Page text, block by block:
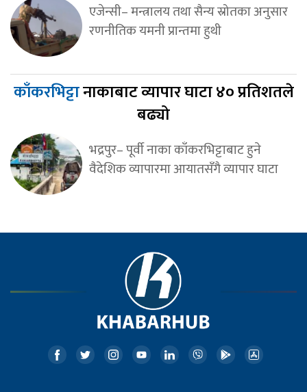
एजेन्सी– मन्त्रालय तथा सैन्य स्रोतका अनुसार
रणनीतिक यमनी प्रान्तमा हुथी
काँकरभिट्टानाकाबाट व्यापार घाटा ४० प्रतिशतले
बढ्यो
भद्रपुर– पूर्वी नाका काँकरभिट्टाबाट हुने
वैदेशिक व्यापारमा आयातसँगै व्यापार घाटा